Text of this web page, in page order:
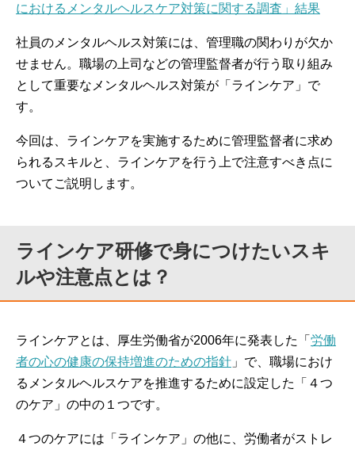
におけるメンタルヘルスケア対策に関する調査」結果
社員のメンタルヘルス対策には、管理職の関わりが欠か
せません。職場の上司などの管理監督者が行う取り組み
として重要なメンタルヘルス対策が「ラインケア」で
す。
今回は、ラインケアを実施するために管理監督者に求め
られるスキルと、ラインケアを行う上で注意すべき点に
ついてご説明します。
ラインケア研修で身につけたいスキ
ルや注意点とは？
ラインケアとは、厚生労働省が2006年に発表した「 労働
者の心の健康の保持増進のための指針 」で、職場におけ
るメンタルヘルスケアを推進するために設定した「４つ
のケア」の中の１つです。
４つのケアには「ラインケア」の他に、労働者がストレ